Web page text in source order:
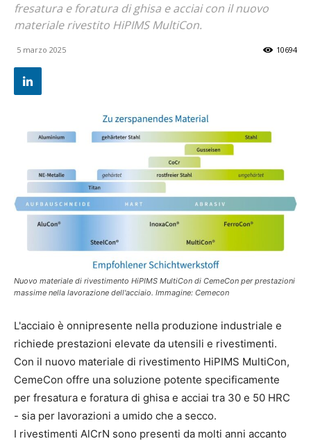
fresatura e foratura di ghisa e acciai con il nuovo
materiale rivestito HiPIMS MultiCon.
5 marzo 2025 10694
Nuovo materiale di rivestimento HiPIMS MultiCon di CemeCon per prestazioni
massime nella lavorazione dell'acciaio. Immagine: Cemecon
L'acciaio è onnipresente nella produzione industriale e
richiede prestazioni elevate da utensili e rivestimenti.
Con il nuovo materiale di rivestimento HiPIMS MultiCon,
CemeCon offre una soluzione potente specificamente
per fresatura e foratura di ghisa e acciai tra 30 e 50 HRC
- sia per lavorazioni a umido che a secco.
I rivestimenti AlCrN sono presenti da molti anni accanto